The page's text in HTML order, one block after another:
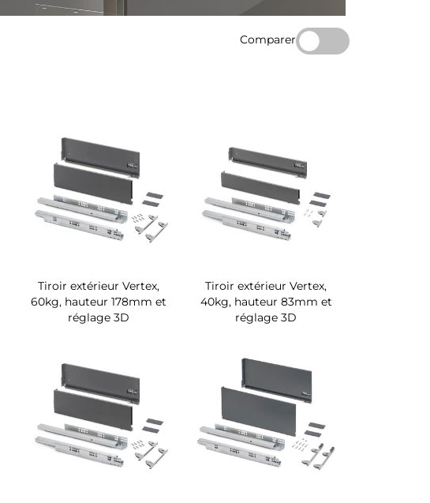
Comparer
Tiroir extérieur Vertex,
60kg, hauteur 178mm et
réglage 3D
Tiroir extérieur Vertex,
40kg, hauteur 83mm et
réglage 3D